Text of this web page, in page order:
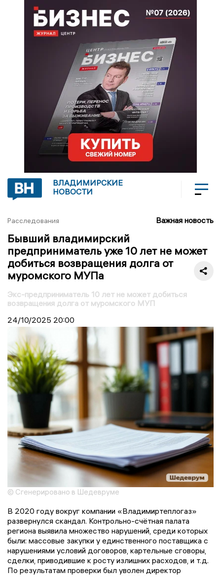
ВЛАДИМИРСКИЕ
НОВОСТИ
Расследования Важная новость
Бывший владимирский
предприниматель уже 10 лет не может
добиться возвращения долга от
муромского МУПа
Экс-предприниматель 10 лет не может добиться
возвращения долга от муромского МУП
24/10/2025 20:00
© Сгенерировано в Шедевруме
В 2020 году вокруг компании «Владимиртеплогаз»
развернулся скандал. Контрольно-счётная палата
региона выявила множество нарушений, среди которых
были: массовые закупки у единственного поставщика с
нарушениями условий договоров, картельные сговоры,
сделки, приводившие к росту излишних расходов, и т.д.
По результатам проверки был уволен директор